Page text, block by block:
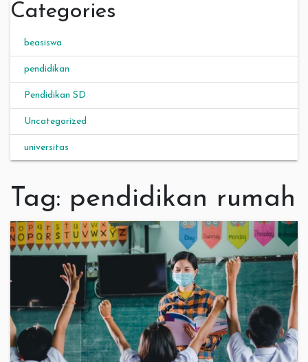
Categories
beasiswa
pendidikan
Pendidikan SD
Uncategorized
universitas
Tag: pendidikan rumah